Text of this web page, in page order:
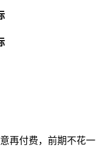
再付费，前期不花一